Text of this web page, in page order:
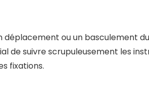
déplacement ou un basculement
de suivre scrupuleusement les
fixations.